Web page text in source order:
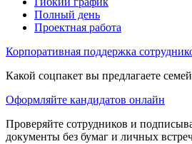
Полный день
Проектная работа
Корпоративная поддержка
Какой соцпакет вы предлагаете
Оформляйте кандидатов онлайн
Проверяйте сотрудников и
документы без бумаг и личных